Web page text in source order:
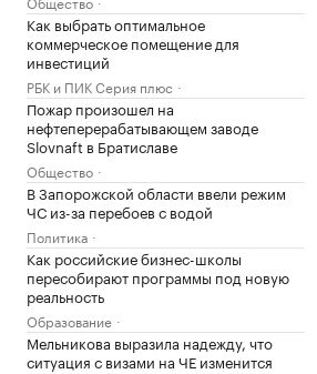
Как выбрать оптимальное
коммерческое помещение для
инвестиций
РБК и ПИК Серия плюс
Пожар произошел на
нефтеперерабатывающем заводе
Slovnaft в Братиславе
Общество
В Запорожской области ввели режим
ЧС из-за перебоев с водой
Политика
Как российские бизнес-школы
пересобирают программы под новую
реальность
Образование
Мельникова выразила надежду, что
ситуация с визами на ЧЕ изменится